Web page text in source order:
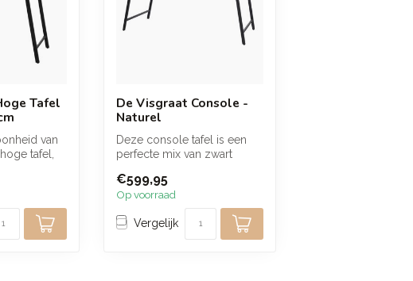
Tafel
van
tafel,
De Visgraat Console -
Naturel
Deze console tafel is een
perfecte mix van zwart
waardoor hi...
€599,95
Op voorraad
Vergelijk